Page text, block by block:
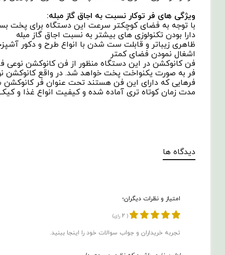
ویژگی های فر توکار نسبت به اجاق گاز مبله:
با توجه به فضای کوچکتر سرعت این دستگاه برای پخت
دارا بودن تکنولوزی های بیشتر به نسبت اجاق گاز مبله
ظاهری زیباتر و قابلت ست شدن با انواع طرح و دکور
اشغال نمودن فضای کمتر
فن کانوکشن در این دستگاه منظور از فن کانوکشن نوعی
فر به صورت یکنواخت پخت خواهد شد. در واقع کانوکشن
فرهایی که دارای این فن هستند تحت عنوان فر کانوکشن
مدت زمان کوتاه‌ تری آماده شده و کیفیت انواع غذا و کیک
دیدگاه ها
امتیاز و نظرات دیگران؛
(
2 رای)
تجربه خریداران و جواب سوالات خود را اینجا ببنید.